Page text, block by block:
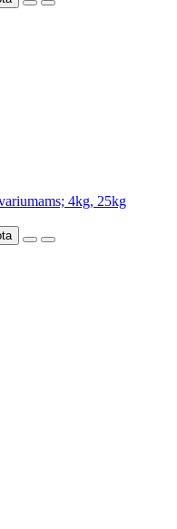
4kg, 25kg